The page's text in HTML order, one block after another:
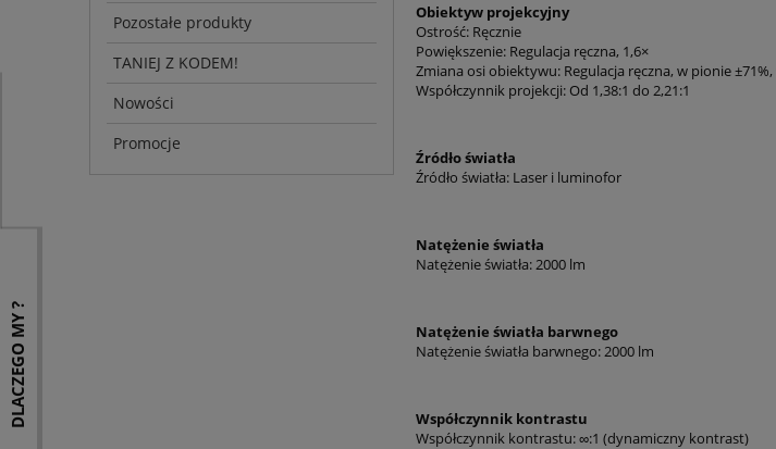
Pozostałe produkty
TANIEJ Z KODEM!
Nowości
Promocje
Obiektyw projekcyjny
Ostrość: Ręcznie
Powiększenie: Regulacja ręczna, 1,6×
Zmiana osi obiektywu: Regulacja ręczna, w pionie
Współczynnik projekcji: Od 1,38:1 do 2,21:1
Źródło światła
Źródło światła: Laser i luminofor
Natężenie światła
Natężenie światła: 2000 lm
Natężenie światła barwnego
Natężenie światła barwnego: 2000 lm
Współczynnik kontrastu
Współczynnik kontrastu: ∞:1 (dynamiczny kontrast)
DLACZEGO MY ?